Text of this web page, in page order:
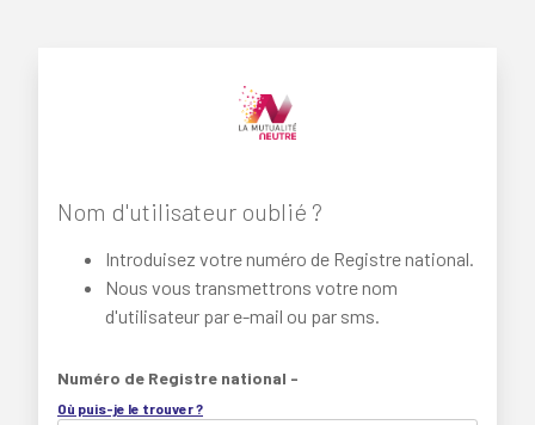
Nom d'utilisateur oublié ?
Introduisez votre numéro de Registre national.
Nous vous transmettrons votre nom
d'utilisateur par e-mail ou par sms.
Numéro de Registre national -
Où puis-je le trouver ?